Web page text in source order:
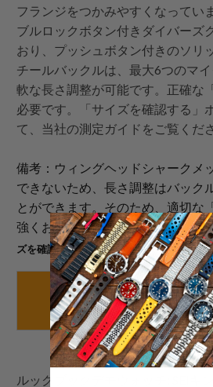
フランジをつかみやすくなってい
ブルロックボタン付きダイバーズ
おり、プッシュボタン付きのソリ
チールバックルは、最大6つのマ
軟な長さ調整が可能です。正確な
必要です。「サイズを確認する」
て、当社の測定ガイドをご覧くだ
備考：ウィングヘッドシャークメ
できないため、長さ調整はバック
とができます。そのため、適切な
強くお勧めします。ボタンをクリ
ズを確認する'測定ガイドをご覧くだ
サイズを確認する
ルックブックデモウォッチ: SEIキ